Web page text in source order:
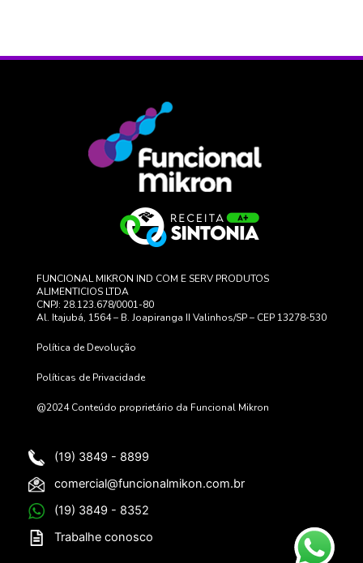
FUNCIONAL MIKRON IND COM E SERV PRODUTOS
ALIMENTICIOS LTDA
CNPJ: 28.123.678/0001-80
Al. Itajubá, 1564 – B. Joapiranga II Valinhos/SP – CEP 13278-530
Política de Devolução
Políticas de Privacidade
@2024 Conteúdo proprietário da Funcional Mikron
(19) 3849 - 8899
comercial@funcionalmikon.com.br
(19) 3849 - 8352
Trabalhe conosco